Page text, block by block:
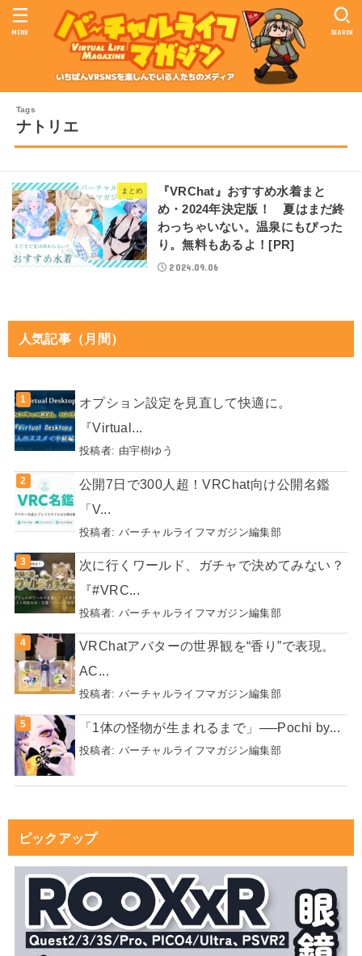
SEARCH
MENU
ナトリエ
まとめ
『VRChat』おすすめ水着まと
め・2024年決定版！ 夏はまだ終
わっちゃいない。温泉にもぴった
り。無料もあるよ！[PR]
2024.09.06
人気記事（月間）
オプション設定を見直して快適に。
『Virtual...
投稿者: 由宇樹ゆう
公開7日で300人超！VRChat向け公開名鑑
「V...
投稿者: バーチャルライフマガジン編集部
次に行くワールド、ガチャで決めてみない？
『#VRC...
投稿者: バーチャルライフマガジン編集部
VRChatアバターの世界観を“香り”で表現。
AC...
投稿者: バーチャルライフマガジン編集部
「1体の怪物が生まれるまで」──Pochi by...
投稿者: バーチャルライフマガジン編集部
ピックアップ